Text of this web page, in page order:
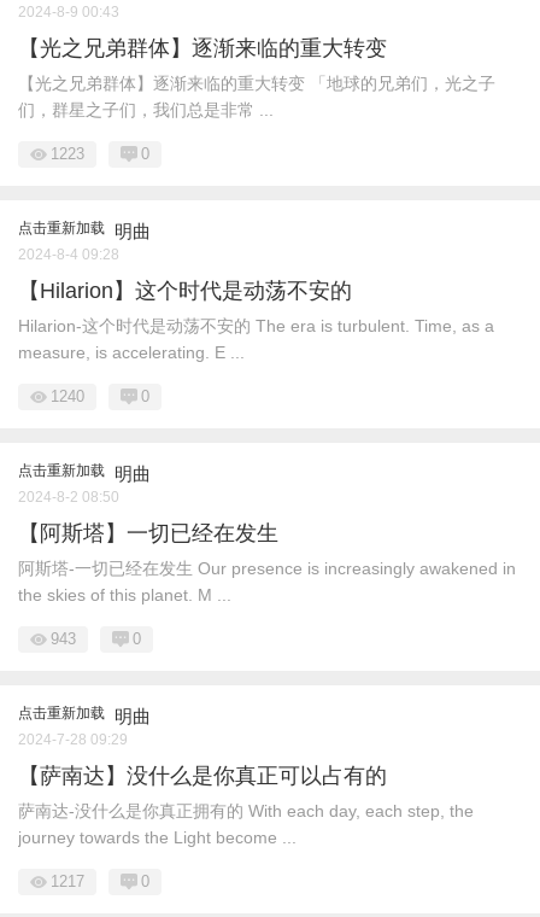
2024-8-9 00:43
【光之兄弟群体】逐渐来临的重大转变
【光之兄弟群体】逐渐来临的重大转变 「地球的兄弟们，光之子
们，群星之子们，我们总是非常 ...
1223 0
点击重新加载 明曲
2024-8-4 09:28
【Hilarion】这个时代是动荡不安的
Hilarion-这个时代是动荡不安的 The era is turbulent. Time, as a
measure, is accelerating. E ...
1240 0
点击重新加载 明曲
2024-8-2 08:50
【阿斯塔】一切已经在发生
阿斯塔-一切已经在发生 Our presence is increasingly awakened in
the skies of this planet. M ...
943 0
点击重新加载 明曲
2024-7-28 09:29
【萨南达】没什么是你真正可以占有的
萨南达-没什么是你真正拥有的 With each day, each step, the
journey towards the Light become ...
1217 0